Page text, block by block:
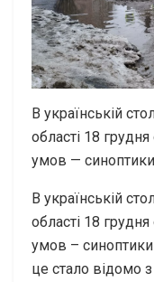
В українській
області 18 грудня
умов —
В українській
області 18 грудня
умов –
це стало відомо